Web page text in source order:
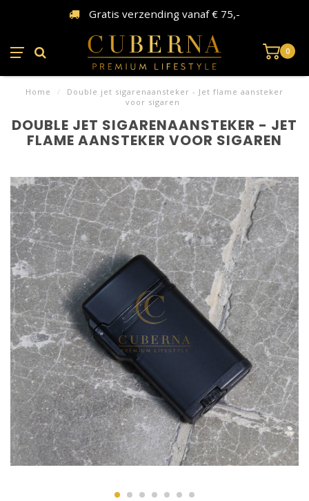
Gratis verzending vanaf € 75,-
0
Home /
Double jet sigarenaansteker - Jet flame aansteker
voor sigaren
DOUBLE JET SIGARENAANSTEKER - JET
FLAME AANSTEKER VOOR SIGAREN